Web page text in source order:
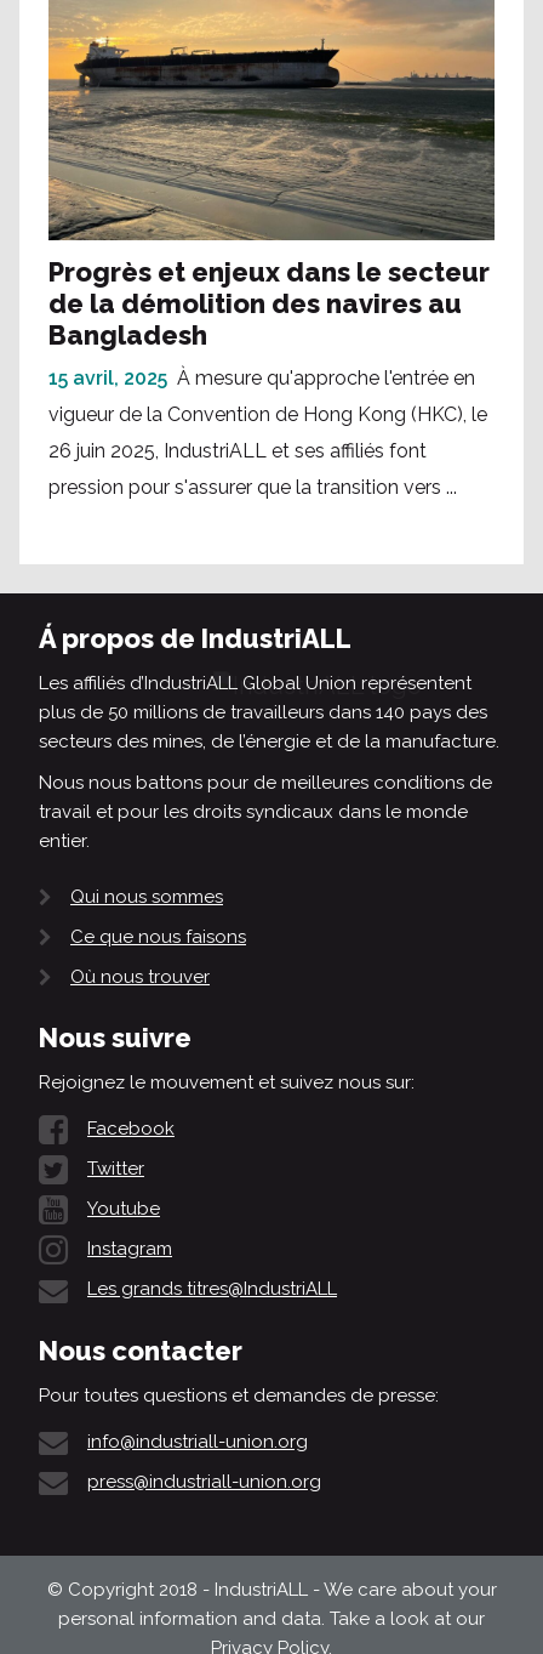
Progrès et enjeux dans le secteur
de la démolition des navires au
Bangladesh
15 avril, 2025 À mesure qu'approche l'entrée en
vigueur de la Convention de Hong Kong (HKC), le
26 juin 2025, IndustriALL et ses affiliés font
pression pour s'assurer que la transition vers ...
Á propos de IndustriALL
Les affiliés d’IndustriALL Global Union représentent
plus de 50 millions de travailleurs dans 140 pays des
secteurs des mines, de l’énergie et de la manufacture.
Nous nous battons pour de meilleures conditions de
travail et pour les droits syndicaux dans le monde
entier.
Qui nous sommes
Ce que nous faisons
Où nous trouver
Nous suivre
Rejoignez le mouvement et suivez nous sur:
Facebook
Twitter
Youtube
Instagram
Les grands titres@IndustriALL
Nous contacter
Pour toutes questions et demandes de presse:
info@industriall-union.org
press@industriall-union.org
© Copyright 2018 - IndustriALL - We care about your
personal information and data. Take a look at our
Privacy Policy.